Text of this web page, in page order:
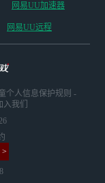
网易UU加速器
网易UU远程
个人信息保护规则 -
入我们
>